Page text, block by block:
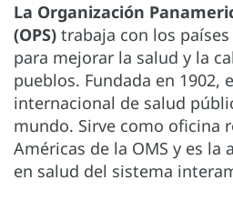
La Organización
(OPS) trabaja con los
para mejorar la salud y la
pueblos. Fundada en 1902,
internacional de salud
mundo. Sirve como oficina
Américas de la OMS y es la
en salud del sistema